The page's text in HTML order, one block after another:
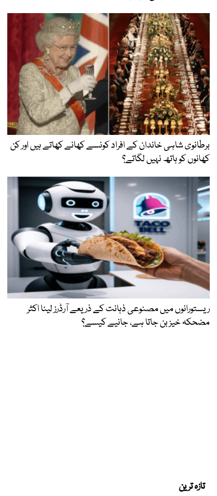
برطانوی شاہی خاندان کے افراد کونسے کھانے کھاتے ہیں اور کن
کھانوں کو ہاتھ نہیں لگاتے؟
ریستورانوں میں مصنوعی ذہانت کے ذریعے آرڈرز لینا اکثر
مضحکہ خیز بن جاتا ہے، جانیے کیسے؟
تازہ ترین